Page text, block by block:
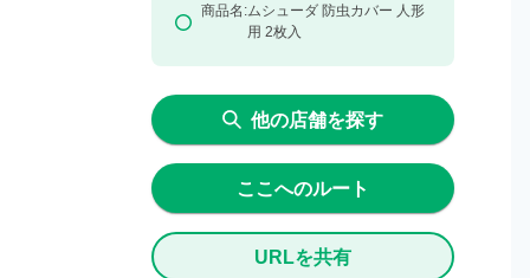
商品名:ムシューダ 防虫カバー 人形
用 2枚入
他の店舗を探す
ここへのルート
URLを共有